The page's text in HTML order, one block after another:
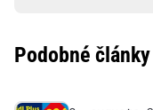
Podobné články